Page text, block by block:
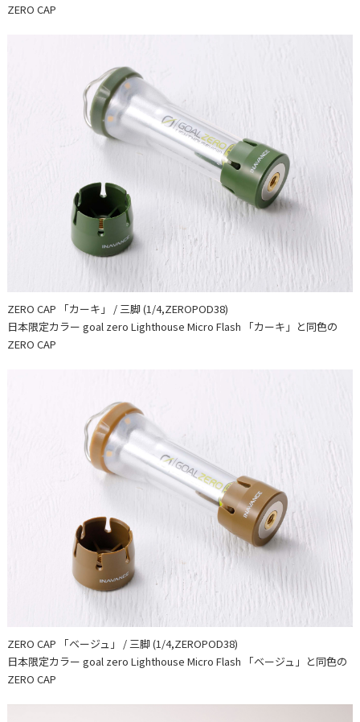
ZERO CAP
ZERO CAP 「カーキ」 / 三脚 (1/4,ZEROPOD38)
日本限定カラー goal zero Lighthouse Micro Flash 「カーキ」と同色の
ZERO CAP
ZERO CAP 「ベージュ」 / 三脚 (1/4,ZEROPOD38)
日本限定カラー goal zero Lighthouse Micro Flash 「ベージュ」と同色の
ZERO CAP